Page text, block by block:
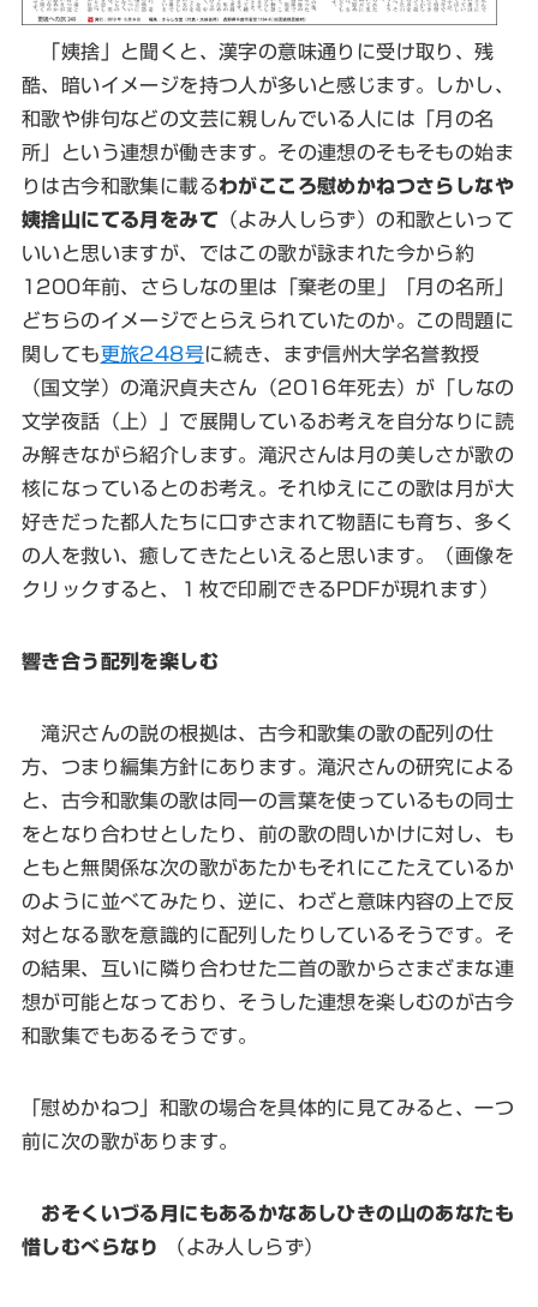
「姨捨」と聞くと、漢字の意味通りに受け取り、残
酷、暗いイメージを持つ人が多いと感じます。しかし、
和歌や俳句などの文芸に親しんでいる人には「月の名
所」という連想が働きます。その連想のそもそもの始ま
りは古今和歌集に載るわがこころ慰めかねつさらしなや
姨捨山にてる月をみて （よみ人しらず）の和歌といって
いいと思いますが、ではこの歌が詠まれた今から約
1200年前、さらしなの里は「棄老の里」「月の名所」
どちらのイメージでとらえられていたのか。この問題に
関しても更旅248号に続き、まず信州大学名誉教授
（国文学）の滝沢貞夫さん（2016年死去）が「しなの
文学夜話（上）」で展開しているお考えを自分なりに読
み解きながら紹介します。滝沢さんは月の美しさが歌の
核になっているとのお考え。それゆえにこの歌は月が大
好きだった都人たちに口ずさまれて物語にも育ち、多く
の人を救い、癒してきたといえると思います。（画像を
クリックすると、１枚で印刷できるPDFが現れます）
響き合う配列を楽しむ
滝沢さんの説の根拠は、古今和歌集の歌の配列の仕
方、つまり編集方針にあります。滝沢さんの研究による
と、古今和歌集の歌は同一の言葉を使っているもの同士
をとなり合わせとしたり、前の歌の問いかけに対し、も
ともと無関係な次の歌があたかもそれにこたえているか
のように並べてみたり、逆に、わざと意味内容の上で反
対となる歌を意識的に配列したりしているそうです。そ
の結果、互いに隣り合わせた二首の歌からさまざまな連
想が可能となっており、そうした連想を楽しむのが古今
和歌集でもあるそうです。
「慰めかねつ」和歌の場合を具体的に見てみると、一つ
前に次の歌があります。
おそくいづる月にもあるかなあしひきの山のあなたも
惜しむべらなり
（よみ人しらず）